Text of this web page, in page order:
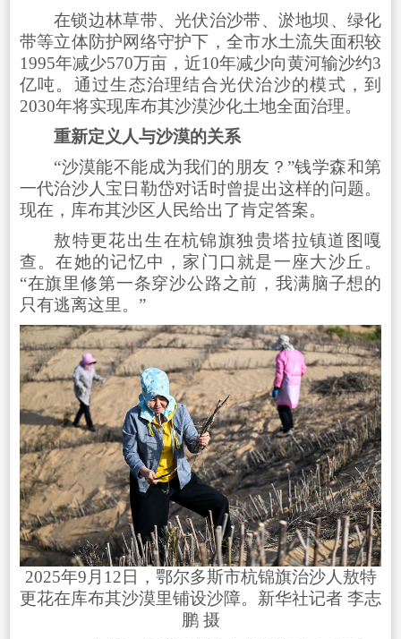
在锁边林草带、光伏治沙带、淤地坝、绿化
带等立体防护网络守护下，全市水土流失面积较
1995年减少570万亩，近10年减少向黄河输沙约3
亿吨。通过生态治理结合光伏治沙的模式，到
2030年将实现库布其沙漠沙化土地全面治理。
重新定义人与沙漠的关系
“沙漠能不能成为我们的朋友？”钱学森和第
一代治沙人宝日勒岱对话时曾提出这样的问题。
现在，库布其沙区人民给出了肯定答案。
敖特更花出生在杭锦旗独贵塔拉镇道图嘎
查。在她的记忆中，家门口就是一座大沙丘。
“在旗里修第一条穿沙公路之前，我满脑子想的
只有逃离这里。”
2025年9月12日，鄂尔多斯市杭锦旗治沙人敖特
更花在库布其沙漠里铺设沙障。新华社记者 李志
鹏 摄